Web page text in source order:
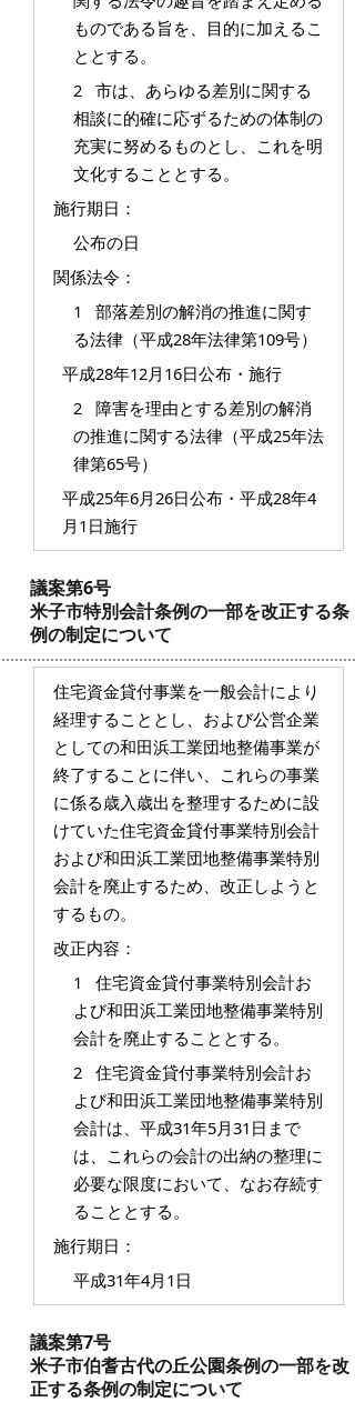
ものである旨を、目的に加えるこ
ととする。
2 市は、あらゆる差別に関する
相談に的確に応ずるための体制の
充実に努めるものとし、これを明
文化することとする。
施行期日：
公布の日
関係法令：
1 部落差別の解消の推進に関す
る法律（平成28年法律第109号）
平成28年12月16日公布・施行
2 障害を理由とする差別の解消
の推進に関する法律（平成25年法
律第65号）
平成25年6月26日公布・平成28年4
月1日施行
議案第6号
米子市特別会計条例の一部を改正する条
例の制定について
住宅資金貸付事業を一般会計により
経理することとし、および公営企業
としての和田浜工業団地整備事業が
終了することに伴い、これらの事業
に係る歳入歳出を整理するために設
けていた住宅資金貸付事業特別会計
および和田浜工業団地整備事業特別
会計を廃止するため、改正しようと
するもの。
改正内容：
1 住宅資金貸付事業特別会計お
よび和田浜工業団地整備事業特別
会計を廃止することとする。
2 住宅資金貸付事業特別会計お
よび和田浜工業団地整備事業特別
会計は、平成31年5月31日まで
は、これらの会計の出納の整理に
必要な限度において、なお存続す
ることとする。
施行期日：
平成31年4月1日
議案第7号
米子市伯耆古代の丘公園条例の一部を改
正する条例の制定について